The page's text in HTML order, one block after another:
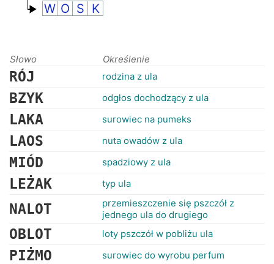
W O S K
Słowo Określenie
RÓJ rodzina z ula
BZYK odgłos dochodzący z ula
LAKA surowiec na pumeks
LAOS nuta owadów z ula
MIÓD spadziowy z ula
LEŻAK typ ula
NALOT
przemieszczenie się pszczół z
jednego ula do drugiego
OBLOT loty pszczół w pobliżu ula
PIŻMO surowiec do wyrobu perfum